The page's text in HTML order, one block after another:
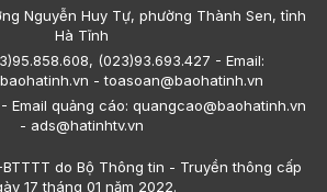
Nguyễn Huy Tự, phường Thành Sen, tỉnh
Hà Tĩnh
(023)93.693.427 - Email:
- toasoan@baohatinh.vn
Email quảng cáo: quangcao@baohatinh.vn
- ads@hatinhtv.vn
BTTTT do Bộ Thông tin - Truyền thông cấp
17 tháng 01 năm 2022.